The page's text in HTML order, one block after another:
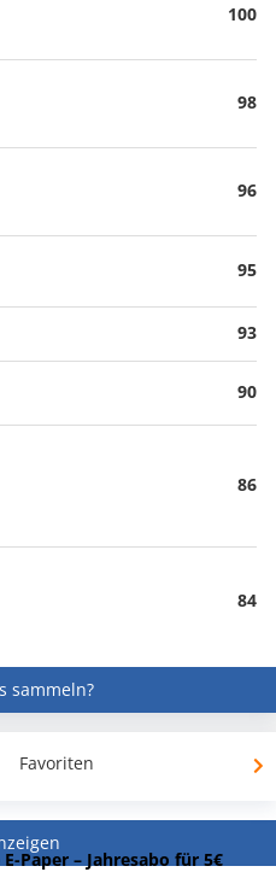
100
98
96
95
93
90
86
84
sammeln?
Favoriten
Paper – Jahresabo für 5€